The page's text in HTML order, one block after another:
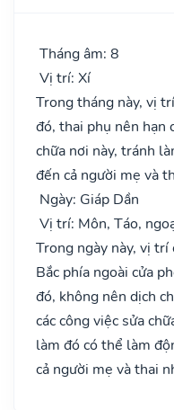
Tháng âm: 8
Vị trí: Xí
Trong tháng này, vị
đó, thai phụ nên hạn
chữa nơi này, tránh
đến cả người mẹ và
Ngày: Giáp Dần
Vị trí: Môn, Táo,
Trong ngày này, vị
Bắc phía ngoài cửa
đó, không nên dịch
các công việc sửa
làm đó có thể làm
cả người mẹ và thai